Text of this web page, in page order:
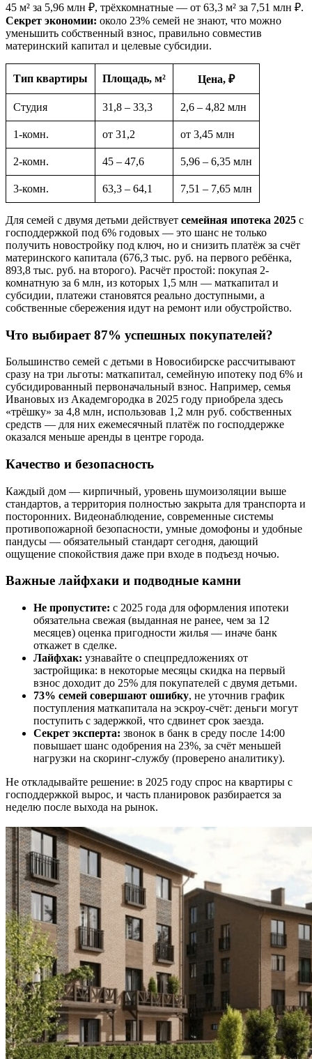
45 м² за 5,96 млн ₽, трёхкомнатные — от 63,3 м² за 7,51 млн ₽.
Секрет экономии: около 23% семей не знают, что можно
уменьшить собственный взнос, правильно совместив
материнский капитал и целевые субсидии.
Тип квартиры Площадь, м² Цена, ₽
Студия 31,8 – 33,3 2,6 – 4,82 млн
1-комн. от 31,2 от 3,45 млн
2-комн. 45 – 47,6 5,96 – 6,35 млн
3-комн. 63,3 – 64,1 7,51 – 7,65 млн
Для семей с двумя детьми действует семейная ипотека 2025 с
господдержкой под 6% годовых — это шанс не только
получить новостройку под ключ, но и снизить платёж за счёт
материнского капитала (676,3 тыс. руб. на первого ребёнка,
893,8 тыс. руб. на второго). Расчёт простой: покупая 2-
комнатную за 6 млн, из которых 1,5 млн — маткапитал и
субсидии, платежи становятся реально доступными, а
собственные сбережения идут на ремонт или обустройство.
Что выбирает 87% успешных покупателей?
Большинство семей с детьми в Новосибирске рассчитывают
сразу на три льготы: маткапитал, семейную ипотеку под 6% и
субсидированный первоначальный взнос. Например, семья
Ивановых из Академгородка в 2025 году приобрела здесь
«трёшку» за 4,8 млн, использовав 1,2 млн руб. собственных
средств — для них ежемесячный платёж по господдержке
оказался меньше аренды в центре города.
Качество и безопасность
Каждый дом — кирпичный, уровень шумоизоляции выше
стандартов, а территория полностью закрыта для транспорта и
посторонних. Видеонаблюдение, современные системы
противопожарной безопасности, умные домофоны и удобные
пандусы — обязательный стандарт сегодня, дающий
ощущение спокойствия даже при входе в подъезд ночью.
Важные лайфхаки и подводные камни
Не пропустите: с 2025 года для оформления ипотеки
обязательна свежая (выданная не ранее, чем за 12
месяцев) оценка пригодности жилья — иначе банк
откажет в сделке.
Лайфхак: узнавайте о спецпредложениях от
застройщика: в некоторые месяцы скидка на первый
взнос доходит до 25% для покупателей с двумя детьми.
73% семей совершают ошибку, не уточнив график
поступления маткапитала на эскроу-счёт: деньги могут
поступить с задержкой, что сдвинет срок заезда.
Секрет эксперта: звонок в банк в среду после 14:00
повышает шанс одобрения на 23%, за счёт меньшей
нагрузки на скоринг-службу (проверено аналитику).
Не откладывайте решение: в 2025 году спрос на квартиры с
господдержкой вырос, и часть планировок разбирается за
неделю после выхода на рынок.